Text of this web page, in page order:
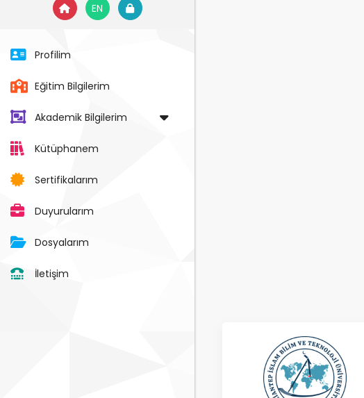
EN
Profilim
Eğitim Bilgilerim
Akademik Bilgilerim
Kütüphanem
Sertifikalarım
Duyurularım
Dosyalarım
İletişim